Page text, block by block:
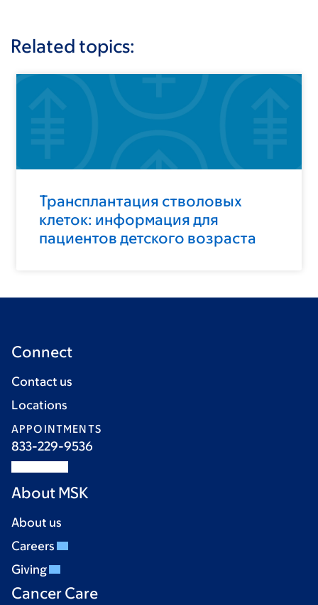
Related topics:
Трансплантация стволовых
клеток: информация для
пациентов детского возраста
Connect
Contact us
Locations
APPOINTMENTS
833-229-9536
About MSK
About us
Careers
Giving
Cancer Care